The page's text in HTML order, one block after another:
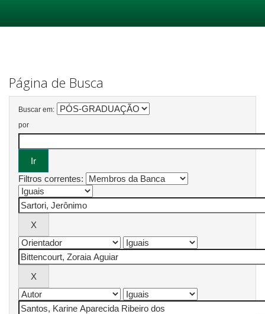
Página de Busca
Buscar em:
por
Filtros correntes: